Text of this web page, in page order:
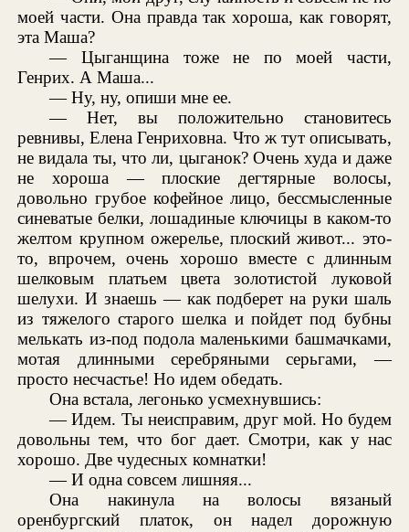
моей части. Она правда так хороша, как говорят,
эта Маша?
— Цыганщина тоже не по моей части,
Генрих. А Маша...
— Ну, ну, опиши мне ее.
— Нет, вы положительно становитесь
ревнивы, Елена Генриховна. Что ж тут описывать,
не видала ты, что ли, цыганок? Очень худа и даже
не хороша — плоские дегтярные волосы,
довольно грубое кофейное лицо, бессмысленные
синеватые белки, лошадиные ключицы в каком-то
желтом крупном ожерелье, плоский живот... это-
то, впрочем, очень хорошо вместе с длинным
шелковым платьем цвета золотистой луковой
шелухи. И знаешь — как подберет на руки шаль
из тяжелого старого шелка и пойдет под бубны
мелькать из-под подола маленькими башмачками,
мотая длинными серебряными серьгами, —
просто несчастье! Но идем обедать.
Она встала, легонько усмехнувшись:
— Идем. Ты неисправим, друг мой. Но будем
довольны тем, что бог дает. Смотри, как у нас
хорошо. Две чудесных комнатки!
— И одна совсем лишняя...
Она накинула на волосы вязаный
оренбургский платок, он надел дорожную